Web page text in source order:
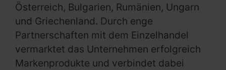
Österreich, Bulgarien, Rumänien, Ungarn
und Griechenland. Durch enge
Partnerschaften mit dem Einzelhandel
vermarktet das Unternehmen erfolgreich
Markenprodukte und verbindet dabei